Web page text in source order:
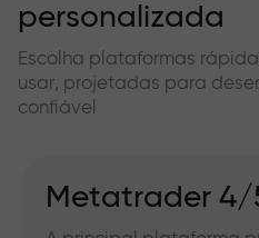
personalizada
Escolha plataformas
usar, projetadas para
confiável
Metatrader 4/